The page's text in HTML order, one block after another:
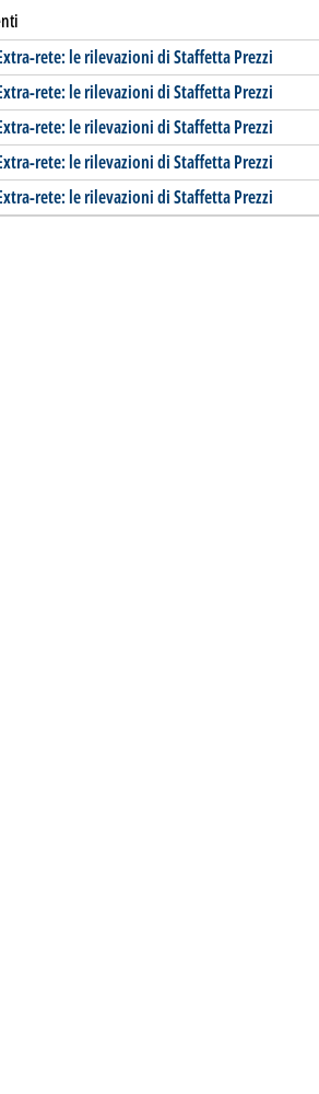
rete: le rilevazioni di Staffetta Prezzi
rete: le rilevazioni di Staffetta Prezzi
rete: le rilevazioni di Staffetta Prezzi
rete: le rilevazioni di Staffetta Prezzi
rete: le rilevazioni di Staffetta Prezzi